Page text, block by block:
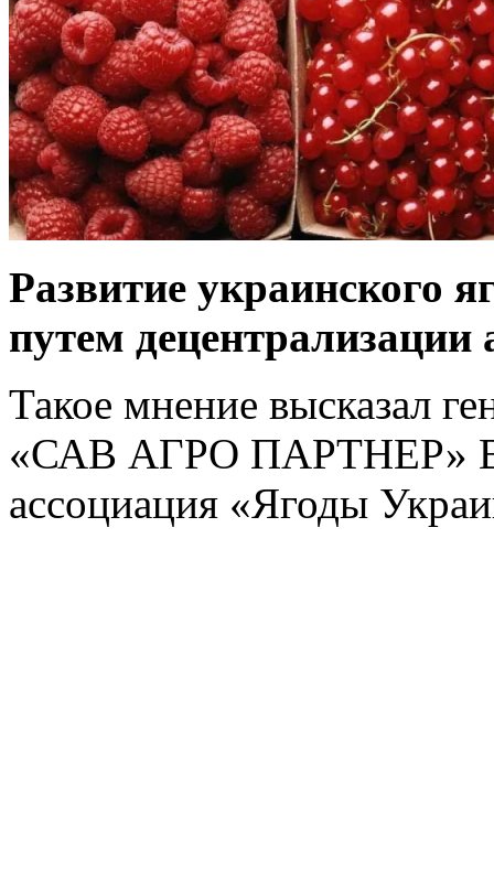
Развитие украинского
путем децентрализации
Такое мнение высказал
«САВ АГРО ПАРТНЕР»
ассоциация «Ягоды